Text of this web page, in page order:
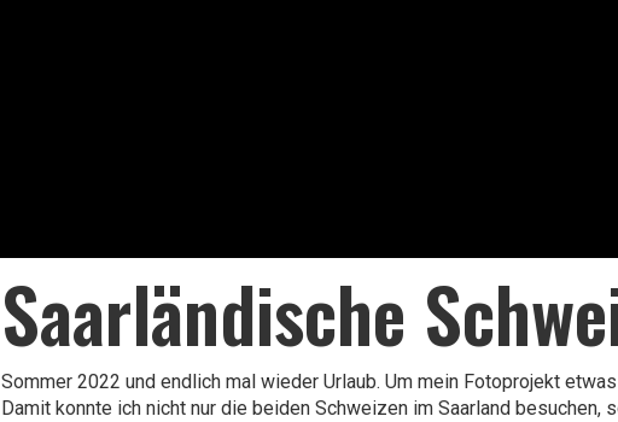
Saarländische
Sommer 2022 und endlich mal wieder Urlaub. Um mein Fotoprojekt
Damit konnte ich nicht nur die beiden Schweizen im Saarland besuchen,